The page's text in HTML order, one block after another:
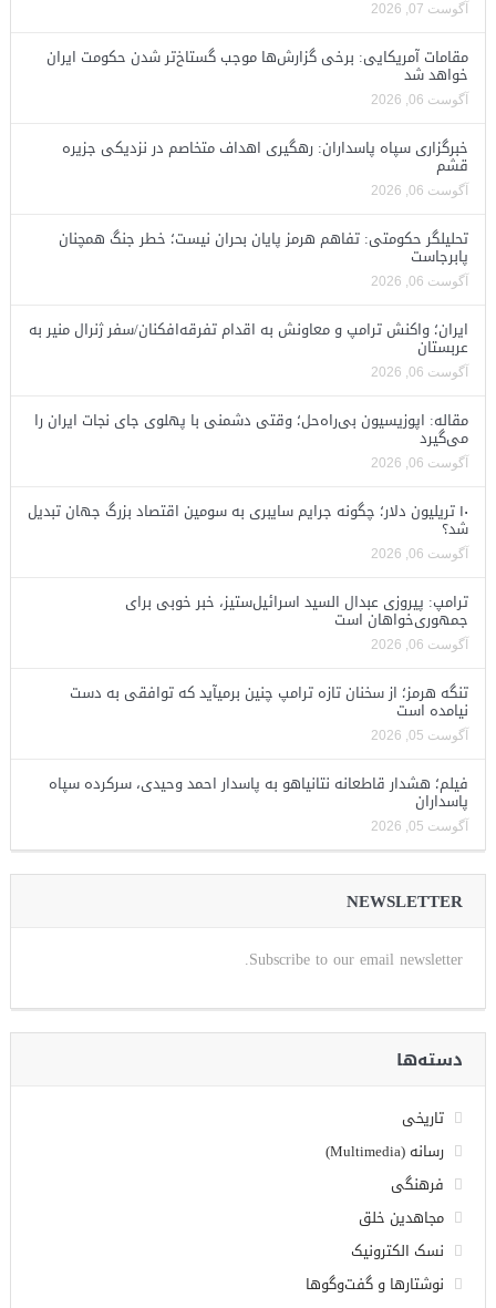
آگوست 07, 2026
مقامات آمریکایی: برخی گزارش‌ها موجب گستاخ‌تر شدن حکومت ایران
خواهد شد
آگوست 06, 2026
خبرگزاری سپاه پاسداران: رهگیری اهداف متخاصم در نزدیکی جزیره
قشم
آگوست 06, 2026
تحلیلگر حکومتی: تفاهم هرمز پایان بحران نیست؛ خطر جنگ همچنان
پابرجاست
آگوست 06, 2026
ایران؛ واکنش ترامپ و معاونش به اقدام تفرقه‌افکنان/سفر ژنرال منیر به
عربستان
آگوست 06, 2026
مقاله: اپوزیسیون بی‌راه‌حل؛ وقتی دشمنی با پهلوی جای نجات ایران را
می‌گیرد
آگوست 06, 2026
۱۰ تریلیون دلار؛ چگونه جرایم سایبری به سومین اقتصاد بزرگ جهان تبدیل
شد؟
آگوست 06, 2026
ترامپ: پیروزی عبدال السید اسرائیل‌ستیز، خبر خوبی برای
جمهوری‌خواهان است
آگوست 06, 2026
تنگه هرمز؛ از سخنان تازه ترامپ چنین برمیآید که توافقی به دست
نیامده است
آگوست 05, 2026
فیلم؛ هشدار قاطعانه نتانیاهو به پاسدار احمد وحیدی، سرکرده سپاه
پاسداران
آگوست 05, 2026
NEWSLETTER
Subscribe to our email newsletter.
دسته‌ها
تاریخی
رسانه (Multimedia)
فرهنگی
مجاهدین خلق
نسک الکترونیک
نوشتارها و گفت‌وگوها